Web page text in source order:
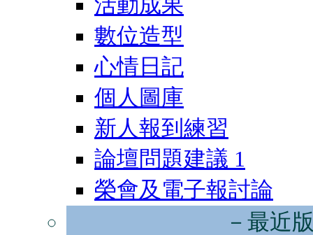
數位造型
心情日記
個人圖庫
新人報到練習
論壇問題建議 1
榮會及電子報討論
－最近